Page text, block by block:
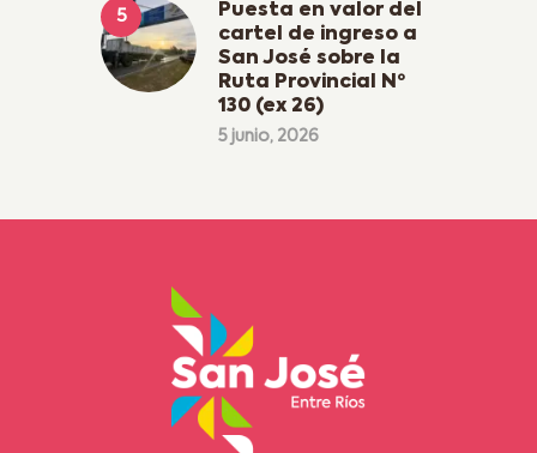
Puesta en valor del
cartel de ingreso a
San José sobre la
Ruta Provincial Nº
130 (ex 26)
5 junio, 2026